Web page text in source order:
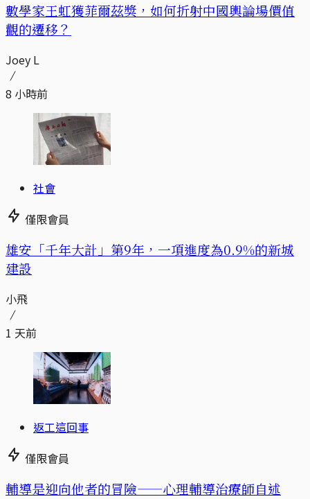
數學家王虹獲菲爾茲獎，如何折射中國輿論場價值
觀的遷移？
Joey L
8 小時前
社會
僅限會員
​​雄安「千年大計」第9年，一項進度為0.9%的新城
建設
小飛
1 天前
返工這回事
僅限會員
輔導是迎向他者的冒險——心理輔導治療師自述